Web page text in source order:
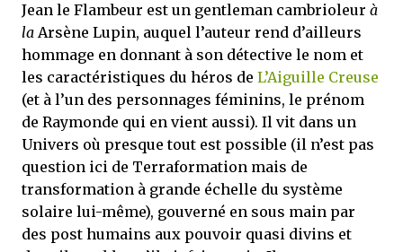
Jean le Flambeur est un gentleman cambrioleur à
la Arsène Lupin, auquel l’auteur rend d’ailleurs
hommage en donnant à son détective le nom et
les caractéristiques du héros de L’Aiguille Creuse
(et à l’un des personnages féminins, le prénom
de Raymonde qui en vient aussi). Il vit dans un
Univers où presque tout est possible (il n’est pas
question ici de Terraformation mais de
transformation à grande échelle du système
solaire lui-même), gouverné en sous main par
des post humains aux pouvoir quasi divins et